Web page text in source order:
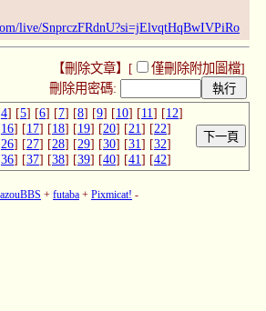
live/SnprczFRdnU?si=jElvqtHqBwIVPiRo
【刪除文章】[ 僅刪除附加圖檔]
刪除用密碼:
4] [5] [6] [7] [8] [9] [10] [11] [12]
16] [17] [18] [19] [20] [21] [22]
26] [27] [28] [29] [30] [31] [32]
36] [37] [38] [39] [40] [41] [42]
+ futaba + Pixmicat! -